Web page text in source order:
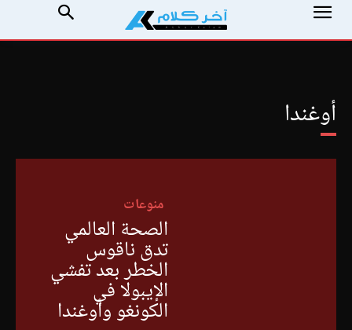
أوغندا
منوعات
الصحة العالمي
تدق ناقوس
الخطر بعد تفشي
الإيبولا في
الكونغو وأوغندا